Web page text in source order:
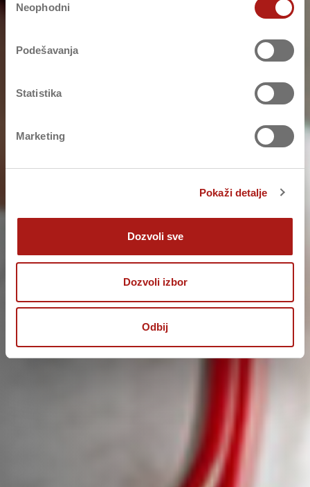
сагласности
Neophodni
Podešavanja
Statistika
Marketing
Pokaži detalje
Dozvoli sve
Dozvoli izbor
Odbij